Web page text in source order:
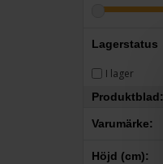
Lagerstatus
I lager
Produktblad:
Varumärke:
SMEG
Höjd (cm):